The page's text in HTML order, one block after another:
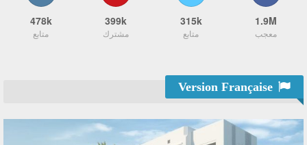
1.9M
معجب
315k
متابع
399k
مشترك
478k
متابع